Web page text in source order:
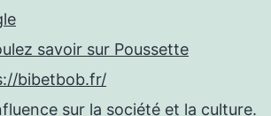
savoir sur Poussette
bibetbob.fr/
sur la société et la culture.